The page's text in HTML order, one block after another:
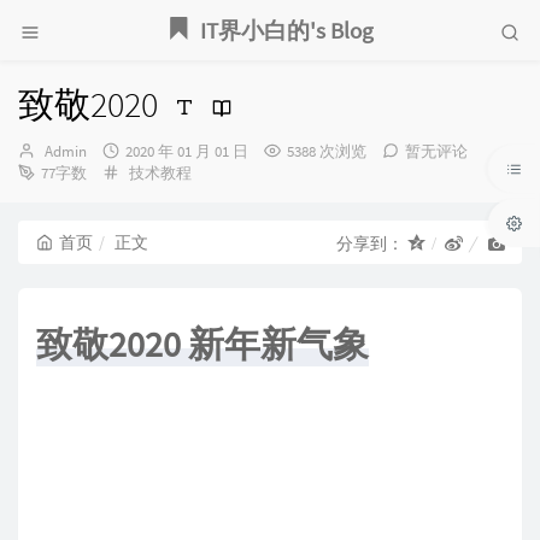
IT界小白的's Blog
致敬2020
博
主：
Admin
发
布
2020 年 01 月 01 日 5388 次浏览
暂无评论
77字数
分
技术教程
首页 正文 分享到：
致敬2020 新年新气象